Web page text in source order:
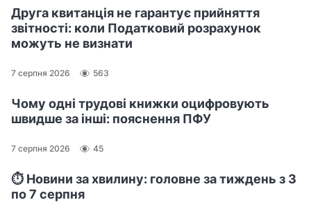
Друга квитанція не гарантує прийняття
звітності: коли Податковий розрахунок
можуть не визнати
7 серпня 2026 563
Чому одні трудові книжки оцифровують
швидше за інші: пояснення ПФУ
7 серпня 2026 45
⏱️ Новини за хвилину: головне за тиждень з 3
по 7 серпня